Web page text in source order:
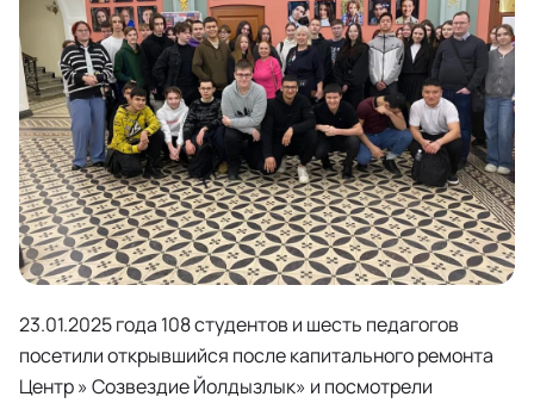
23.01.2025 года 108 студентов и шесть педагогов
посетили открывшийся после капитального ремонта
Центр » Созвездие Йолдызлык» и посмотрели